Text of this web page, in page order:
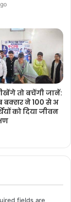
तो बचेंगी जानें:
बक्सर ने 100 से अ
को दिया जीवन
fields are